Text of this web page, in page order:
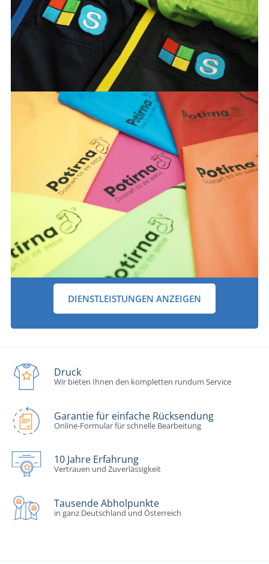
DIENSTLEISTUNGEN ANZEIGEN
Druck
Wir bieten Ihnen den kompletten rundum Service
Garantie für einfache Rücksendung
Online-Formular für schnelle Bearbeitung
10 Jahre Erfahrung
Vertrauen und Zuverlässigkeit
Tausende Abholpunkte
in ganz Deutschland und Österreich